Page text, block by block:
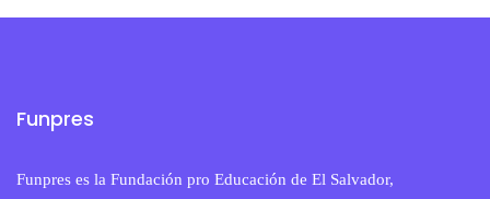
Funpres
Funpres es la Fundación pro Educación de El Salvador,